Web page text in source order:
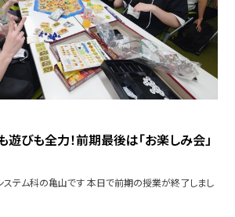
遊びも全力！前期最後は「お楽しみ会」
ステム科の亀山です 本日で前期の授業が終了しまし